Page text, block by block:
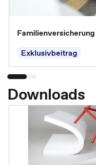
Familienversicherung
Exklusivbeitrag
Downloads